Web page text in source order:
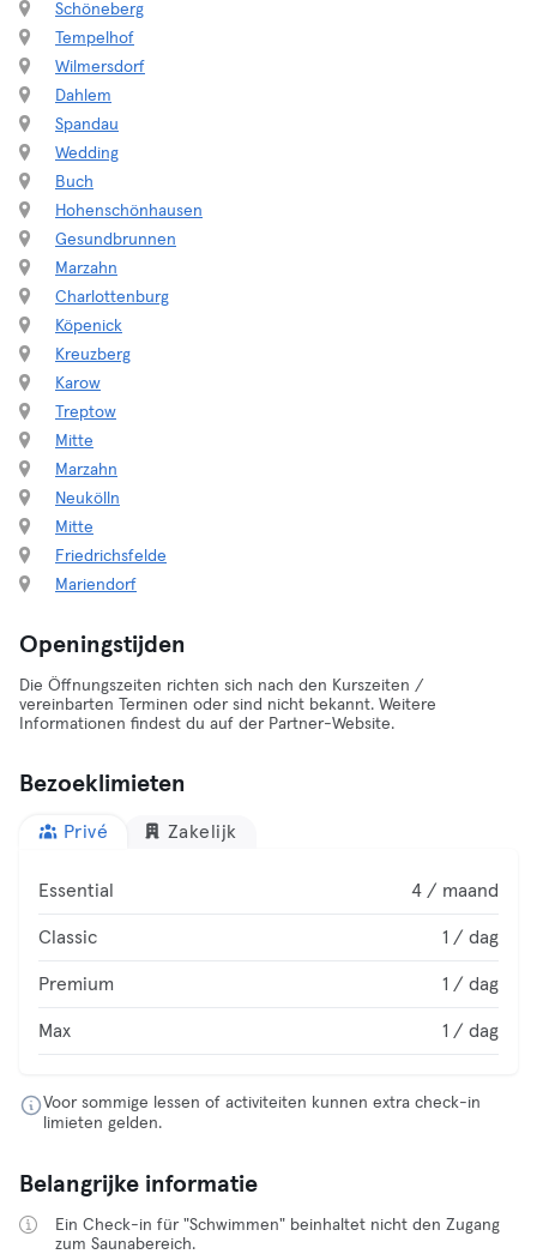
Schöneberg
Tempelhof
Wilmersdorf
Dahlem
Spandau
Wedding
Buch
Hohenschönhausen
Gesundbrunnen
Marzahn
Charlottenburg
Köpenick
Kreuzberg
Karow
Treptow
Mitte
Marzahn
Neukölln
Mitte
Friedrichsfelde
Mariendorf
Openingstijden
Die Öffnungszeiten richten sich nach den Kurszeiten /
vereinbarten Terminen oder sind nicht bekannt. Weitere
Informationen findest du auf der Partner-Website.
Bezoeklimieten
Privé Zakelijk
Essential 4 / maand
Classic 1 / dag
Premium 1 / dag
Max 1 / dag
Voor sommige lessen of activiteiten kunnen extra check-in
limieten gelden.
Belangrijke informatie
Ein Check-in für "Schwimmen" beinhaltet nicht den Zugang
zum Saunabereich.